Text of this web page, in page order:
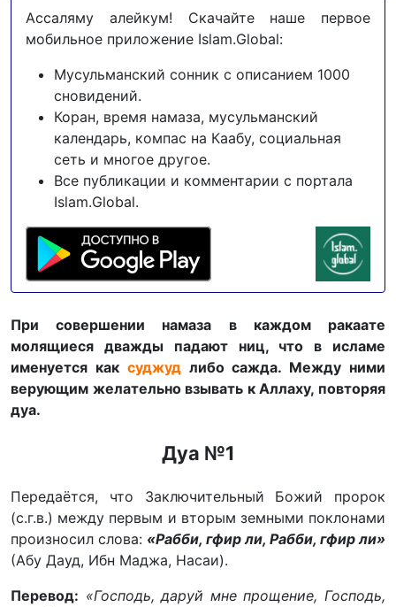
Ассаляму алейкум! Скачайте наше первое
мобильное приложение Islam.Global:
Мусульманский сонник с описанием 1000
сновидений.
Коран, время намаза, мусульманский
календарь, компас на Каабу, социальная
сеть и многое другое.
Все публикации и комментарии с портала
Islam.Global.
При совершении намаза в каждом ракаате
молящиеся дважды падают ниц, что в исламе
именуется как суджудлибо сажда. Между ними
верующим желательно взывать к Аллаху, повторяя
дуа.
Дуа №1
Передаётся, что Заключительный Божий пророк
(с.г.в.) между первым и вторым земными поклонами
произносил слова: «Рабби, гфир ли, Рабби, гфир ли»
(Абу Дауд, Ибн Маджа, Насаи).
Перевод: «Господь, даруй мне прощение, Господь,